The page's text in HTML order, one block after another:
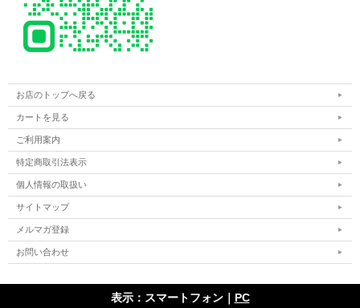
お店のトップへ戻る
カートを見る
ご利用案内
特定商取引法表示
個人情報の取扱い
サイトマップ
メルマガ登録
お問い合わせ
表示：スマートフォン｜ PC